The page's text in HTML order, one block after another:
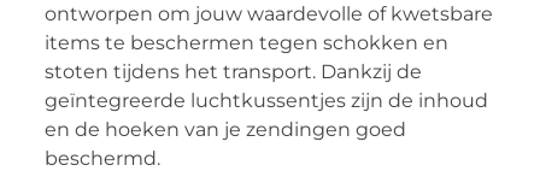
ontworpen om jouw waardevolle of kwetsbare
items te beschermen tegen schokken en
stoten tijdens het transport. Dankzij de
geïntegreerde luchtkussentjes zijn de inhoud
en de hoeken van je zendingen goed
beschermd.